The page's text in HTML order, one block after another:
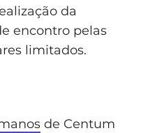
da
encontro pelas
limitados.
de Centum